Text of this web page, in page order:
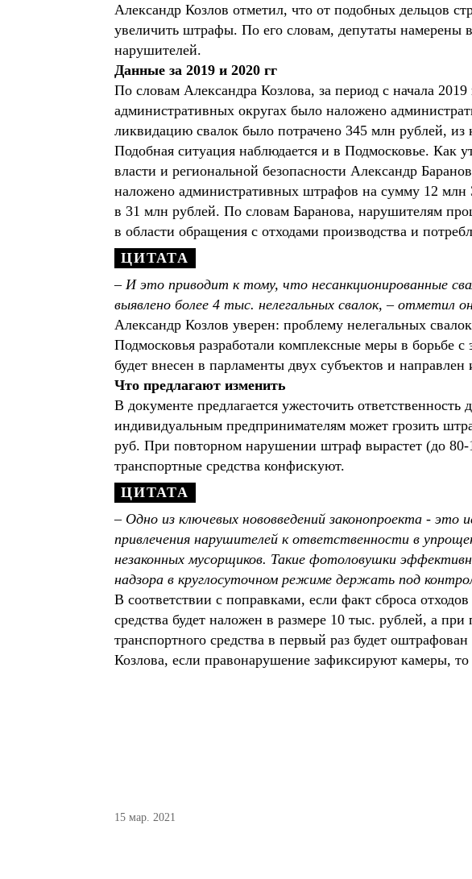
Александр Козлов отметил, что от подобных дельцов
увеличить штрафы. По его словам, депутаты намерены
нарушителей.
Данные за 2019 и 2020 гг
По словам Александра Козлова, за период с начала
административных округах было наложено
ликвидацию свалок было потрачено 345 млн рублей,
Подобная ситуация наблюдается и в Подмосковье. Как
власти и региональной безопасности Александр
наложено административных штрафов на сумму 12
в 31 млн рублей. По словам Баранова, нарушителям
в области обращения с отходами производства и
– И это приводит к тому, что несанкционированные
выявлено более 4 тыс. нелегальных свалок, – отметил
Александр Козлов уверен: проблему нелегальных
Подмосковья разработали комплексные меры в борьбе
будет внесен в парламенты двух субъектов и
Что предлагают изменить
В документе предлагается ужесточить
индивидуальным предпринимателям может грозить
руб. При повторном нарушении штраф вырастет (до
транспортные средства конфискуют.
– Одно из ключевых нововведений законопроекта - это
привлечения нарушителей к ответственности в
незаконных мусорщиков. Такие фотоловушки
надзора в круглосуточном режиме держать под
В соответствии с поправками, если факт сброса
средства будет наложен в размере 10 тыс. рублей, а
транспортного средства в первый раз будет
Козлова, если правонарушение зафиксируют камеры,
15 мар. 2021